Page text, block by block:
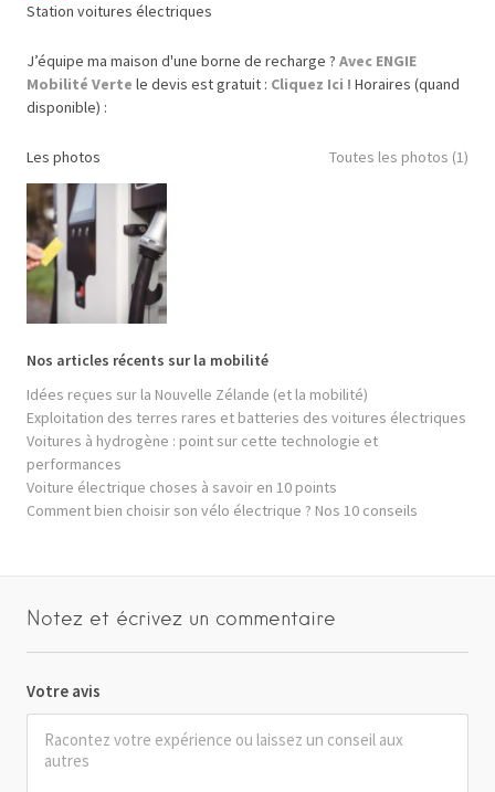
Station voitures électriques
J’équipe ma maison d'une borne de recharge ? Avec ENGIE
Mobilité Verte le devis est gratuit : Cliquez Ici ! Horaires (quand
disponible) :
Les photos Toutes les photos (1)
Nos articles récents sur la mobilité
Idées reçues sur la Nouvelle Zélande (et la mobilité)
Exploitation des terres rares et batteries des voitures électriques
Voitures à hydrogène : point sur cette technologie et
performances
Voiture électrique choses à savoir en 10 points
Comment bien choisir son vélo électrique ? Nos 10 conseils
Notez et écrivez un commentaire
Votre avis